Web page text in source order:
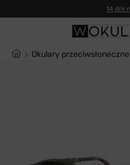
14 dni
Okulary przeciwsłoneczne